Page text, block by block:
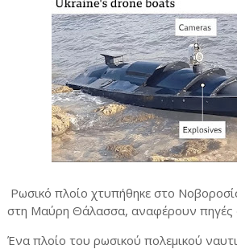
Ρωσικό πλοίο χτυπήθηκε στο
στη Μαύρη Θάλασσα, αναφέρουν πηγές
Ένα πλοίο του ρωσικού πολεμικού